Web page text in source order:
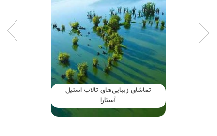
تماشای زیبایی‌های تالاب استیل
آستارا